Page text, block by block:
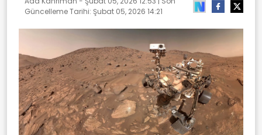
Güncelleme Tarihi: Şubat 05, 2026 14:21